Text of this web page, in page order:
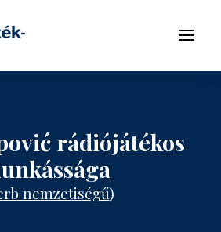
Menü
rádiójátékos
nemzetiségű)